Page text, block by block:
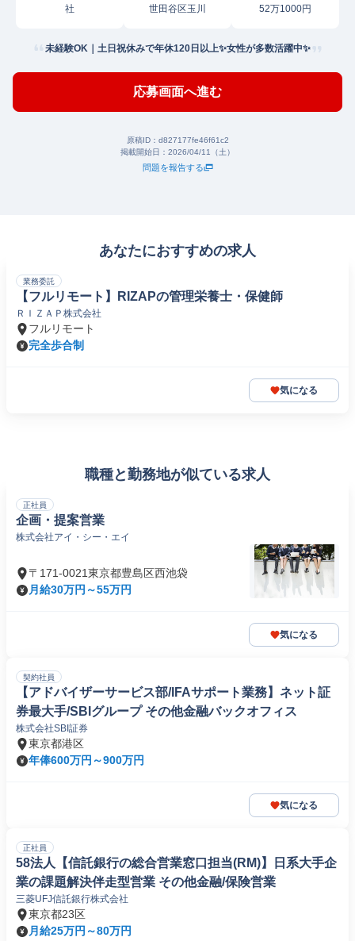
社 世田谷区玉川 52万1000円
未経験OK｜土日祝休みで年休120日以上✨女性が多数活躍中✨
応募画面へ進む
原稿ID： d827177fe46f61c2
掲載開始日： 2026/04/11（土）
問題を報告する
あなたにおすすめの求人
業務委託
【フルリモート】RIZAPの管理栄養士・保健師
ＲＩＺＡＰ株式会社
フルリモート
完全歩合制
気になる
職種と勤務地が似ている求人
正社員
企画・提案営業
株式会社アイ・シー・エイ
〒171-0021東京都豊島区西池袋
月給30万円～55万円
気になる
契約社員
【アドバイザーサービス部/IFAサポート業務】ネット証
券最大手/SBIグループ その他金融バックオフィス
株式会社SBI証券
東京都港区
年俸600万円～900万円
気になる
正社員
58法人【信託銀行の総合営業窓口担当(RM)】日系大手企
業の課題解決伴走型営業 その他金融/保険営業
三菱UFJ信託銀行株式会社
東京都23区
月給25万円～80万円